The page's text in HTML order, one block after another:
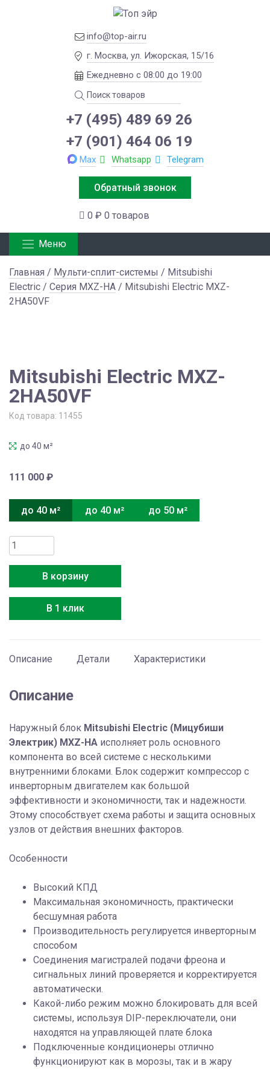
info@top-air.ru
г. Москва, ул. Ижорская, 15/16
Ежедневно с 08:00 до 19:00
+7 (495) 489 69 26
+7 (901) 464 06 19
Max Whatsapp Telegram
Обратный звонок
0 ₽ 0 товаров
Меню
Главная / Мульти-сплит-системы / Mitsubishi
Electric / Серия MXZ-HA / Mitsubishi Electric MXZ-
2HA50VF
Mitsubishi Electric MXZ-
2HA50VF
Код товара: 11455
до 40 м²
111 000 ₽
до 40 м² до 40 м² до 50 м²
Количество
товара
Mitsubishi
Electric
MXZ-
2HA50VF
В корзину
В 1 клик
Описание Детали Характеристики
Описание
Наружный блок Mitsubishi Electric (Мицубиши
Электрик) MXZ-HA исполняет роль основного
компонента во всей системе с несколькими
внутренними блоками. Блок содержит компрессор с
инверторным двигателем как большой
эффективности и экономичности, так и надежности.
Этому способствует схема работы и защита основных
узлов от действия внешних факторов.
Особенности
Высокий КПД
Максимальная экономичность, практически
бесшумная работа
Производительность регулируется инверторным
способом
Соединения магистралей подачи фреона и
сигнальных линий проверяется и корректируется
автоматически.
Какой-либо режим можно блокировать для всей
системы, используя DIP-переключатели, они
находятся на управляющей плате блока
Подключенные кондиционеры отлично
функционируют как в морозы, так и в жару